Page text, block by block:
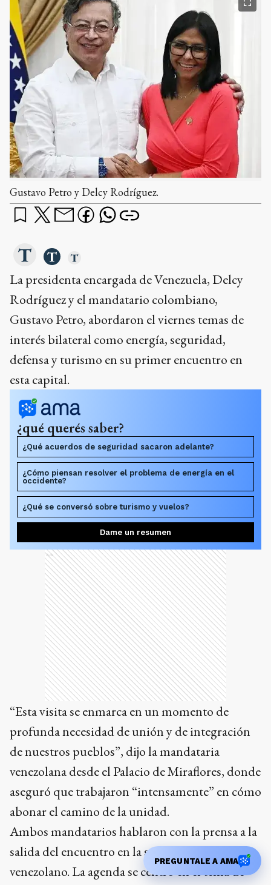
Gustavo Petro y Delcy Rodríguez.
La presidenta encargada de Venezuela, Delcy
Rodríguez y el mandatario colombiano,
Gustavo Petro, abordaron el viernes temas de
interés bilateral como energía, seguridad,
defensa y turismo en su primer encuentro en
esta capital.
¿qué querés saber?
¿Qué acuerdos de seguridad sacaron adelante?
¿Cómo piensan resolver el problema de energía en el
occidente?
¿Qué se conversó sobre turismo y vuelos?
Dame un resumen
Ads
“Esta visita se enmarca en un momento de
profunda necesidad de unión y de integración
de nuestros pueblos”, dijo la mandataria
venezolana desde el Palacio de Miraflores, donde
aseguró que trabajaron “intensamente” en cómo
abonar el camino de la unidad.
Ambos mandatarios hablaron con la prensa a la
salida del encuentro en la sede del Gobierno
venezolano. La agenda se centró en el tema de
PREGUNTALE A AMA